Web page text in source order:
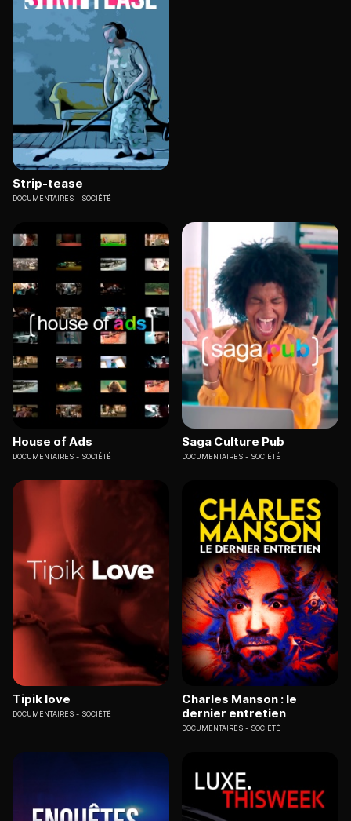
Strip-tease
DOCUMENTAIRES SOCIÉTÉ
House of Ads
DOCUMENTAIRES SOCIÉTÉ
Saga Culture Pub
DOCUMENTAIRES SOCIÉTÉ
Tipik love
DOCUMENTAIRES SOCIÉTÉ
Charles Manson : le
dernier entretien
DOCUMENTAIRES SOCIÉTÉ